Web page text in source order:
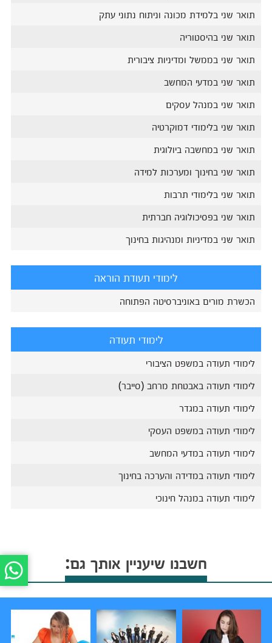
תואר שני בלמידת מכונה וניתוח נתוני עתק
תואר שני בהיסטוריה
תואר שני בממשל ומדיניות ציבורית
תואר שני במדעי המחשב
תואר שני במנהל עסקים
תואר שני בלימודי דמוקרטיה
תואר שני במחשבה ביולוגית
תואר שני בחינוך ומערכות למידה
תואר שני בלימודי תרבות
תואר שני בפסיכולוגיה חברתית
תואר שני במדיניות ומנהיגות בחינוך
לימודי תעודת הוראה
הכשרת מורים באוניברסיטה הפתוחה
לימודי תעודה
לימודי תעודה במשפט הציבורי
לימודי תעודה באבטחת מרחב (סייבר)
לימודי תעודה במגדר
לימודי תעודה במשפט העסקי
לימודי תעודה במדעי המחשב
לימודי תעודה במדידה והערכה בחינוך
לימודי תעודה במנהל חינוכי
חשבנו שיעניין אותך גם: